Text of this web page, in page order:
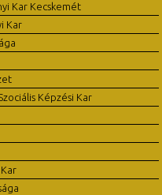
Kar Kecskemét
Kar
Képzési Kar